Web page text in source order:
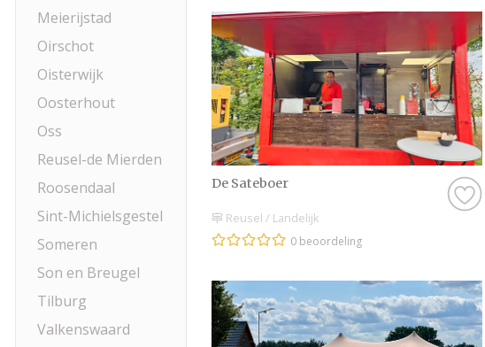
Meierijstad
Oirschot
Oisterwijk
Oosterhout
Oss
Reusel-de Mierden
Roosendaal
Sint-Michielsgestel
Someren
Son en Breugel
Tilburg
Valkenswaard
De Sateboer
Reusel / Landelijk
0 beoordeling